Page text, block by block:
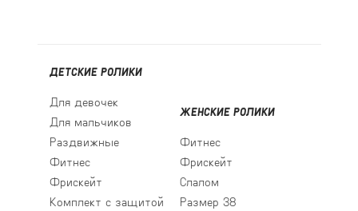
ДЕТСКИЕ РОЛИКИ
Для девочек
Для мальчиков
Раздвижные
Фитнес
Фрискейт
Комплект с защитой
ЖЕНСКИЕ РОЛИКИ
Фитнес
Фрискейт
Слалом
Размер 38